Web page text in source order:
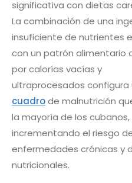
significativa con dietas
La combinación de una
insuficiente de nutrientes
con un patrón alimentario
por calorías vacías y
ultraprocesados configura
cuadrode malnutrición
la mayoría de los cubanos,
incrementando el riesgo
enfermedades crónicas y
nutricionales.